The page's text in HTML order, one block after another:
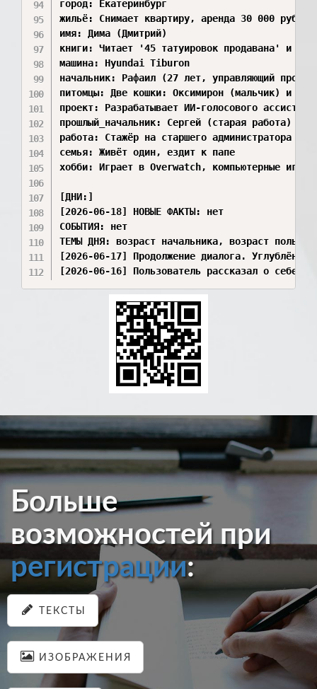
город: Екатеринбург
жильё: Снимает квартиру, аренда 30 000 руб.
имя: Дима (Дмитрий)
книги: Читает '45 татуировок продавана' и
машина: Hyundai Tiburon
начальник: Рафаил (27 лет, управляющий
питомцы: Две кошки: Оксимирон (мальчик) и
проект: Разрабатывает ИИ-голосового
прошлый_начальник: Сергей (старая работа)
работа: Стажёр на старшего администратора в
семья: Живёт один, ездит к папе
хобби: Играет в Overwatch, компьютерные игры
[ДНИ:]
[2026-06-18] НОВЫЕ ФАКТЫ: нет
СОБЫТИЯ: нет
ТЕМЫ ДНЯ: возраст начальника, возраст
[2026-06-17] Продолжение диалога.
Больше
возможностей при
регистрации:
ТЕКСТЫ
ИЗОБРАЖЕНИЯ